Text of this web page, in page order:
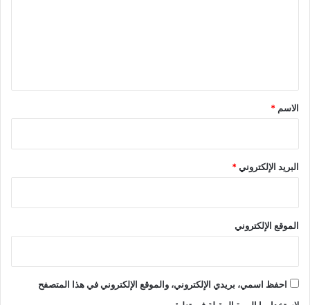
*
الاسم *
البريد الإلكتروني*
الموقع الإلكتروني
احفظ اسمي، بريدي الإلكتروني، والموقع الإلكتروني في هذا المتصفح